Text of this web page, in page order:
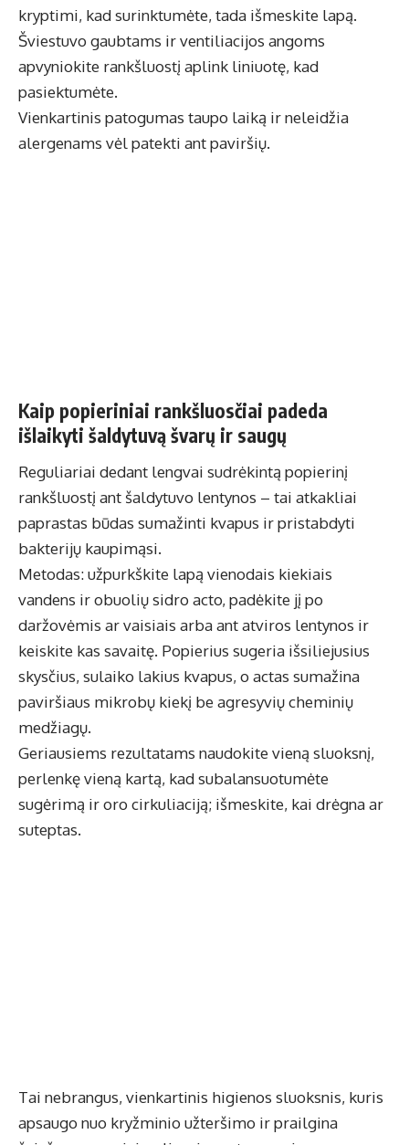
kryptimi, kad surinktumėte, tada išmeskite lapą.
Šviestuvo gaubtams ir ventiliacijos angoms
apvyniokite rankšluostį aplink liniuotę, kad
pasiektumėte.
Vienkartinis patogumas taupo laiką ir neleidžia
alergenams vėl patekti ant paviršių.
Kaip popieriniai rankšluosčiai padeda
išlaikyti šaldytuvą švarų ir saugų
Reguliariai dedant lengvai sudrėkintą popierinį
rankšluostį ant šaldytuvo lentynos – tai atkakliai
paprastas būdas sumažinti kvapus ir pristabdyti
bakterijų kaupimąsi.
Metodas: užpurkškite lapą vienodais kiekiais
vandens ir obuolių sidro acto, padėkite jį po
daržovėmis ar vaisiais arba ant atviros lentynos ir
keiskite kas savaitę. Popierius sugeria išsiliejusius
skysčius, sulaiko lakius kvapus, o actas sumažina
paviršiaus mikrobų kiekį be agresyvių cheminių
medžiagų.
Geriausiems rezultatams naudokite vieną sluoksnį,
perlenkę vieną kartą, kad subalansuotumėte
sugėrimą ir oro cirkuliaciją; išmeskite, kai drėgna ar
suteptas.
Tai nebrangus, vienkartinis higienos sluoksnis, kuris
apsaugo nuo kryžminio užteršimo ir prailgina